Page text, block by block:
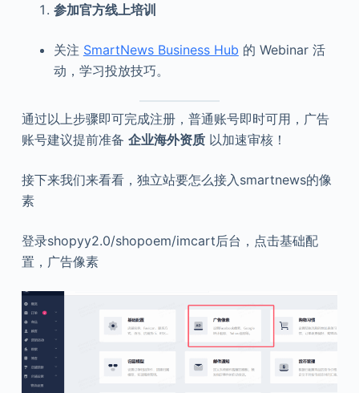
参加官方线上培训
关注 SmartNews Business Hub 的 Webinar 活
动，学习投放技巧。
通过以上步骤即可完成注册，普通账号即时可用，广告
账号建议提前准备 企业海外资质以加速审核！
接下来我们来看看，独立站要怎么接入smartnews的像
素
登录shopyy2.0/shopoem/imcart后台，点击基础配
置，广告像素